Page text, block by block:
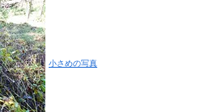
小さめの写真